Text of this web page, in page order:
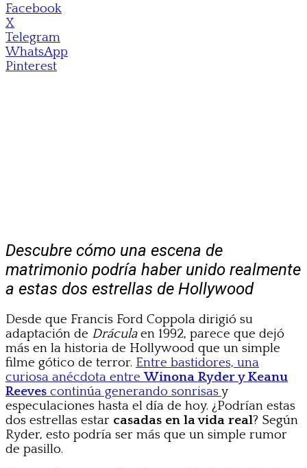
Facebook
X
Telegram
WhatsApp
Pinterest
Descubre cómo una escena de
matrimonio podría haber unido realmente
a estas dos estrellas de Hollywood
Desde que Francis Ford Coppola dirigió su
adaptación de Dráculaen 1992, parece que dejó
más en la historia de Hollywood que un simple
filme gótico de terror. Entre bastidores, una
curiosa anécdota entreWinona Ryder y Keanu
Reeves continúa generando sonrisasy
especulaciones hasta el día de hoy. ¿Podrían estas
dos estrellas estar casadas en la vida real? Según
Ryder, esto podría ser más que un simple rumor
de pasillo.